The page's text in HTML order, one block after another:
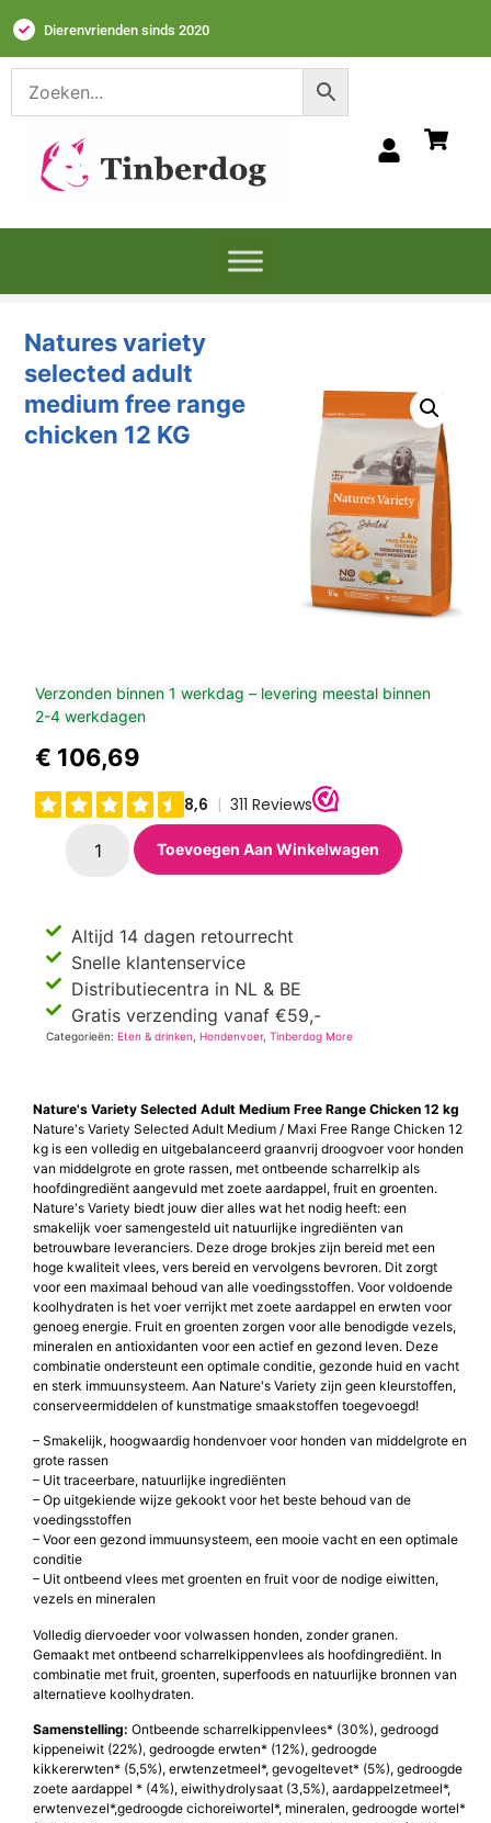
Dierenvrienden sinds 2020
Natures variety
selected adult
medium free range
chicken 12 KG
Verzonden binnen 1 werkdag – levering meestal binnen
2-4 werkdagen
€ 106,69
Toevoegen Aan Winkelwagen
Altijd 14 dagen retourrecht
Snelle klantenservice
Distributiecentra in NL & BE
Gratis verzending vanaf €59,-
Categorieën:Eten & drinken ,Hondenvoer,Tinberdog More
Nature's Variety Selected Adult Medium Free Range Chicken 12 kg
Nature's Variety Selected Adult Medium / Maxi Free Range Chicken 12
kg is een volledig en uitgebalanceerd graanvrij droogvoer voor honden
van middelgrote en grote rassen, met ontbeende scharrelkip als
hoofdingrediënt aangevuld met zoete aardappel, fruit en groenten.
Nature's Variety biedt jouw dier alles wat het nodig heeft: een
smakelijk voer samengesteld uit natuurlijke ingrediënten van
betrouwbare leveranciers. Deze droge brokjes zijn bereid met een
hoge kwaliteit vlees, vers bereid en vervolgens bevroren. Dit zorgt
voor een maximaal behoud van alle voedingsstoffen. Voor voldoende
koolhydraten is het voer verrijkt met zoete aardappel en erwten voor
genoeg energie. Fruit en groenten zorgen voor alle benodigde vezels,
mineralen en antioxidanten voor een actief en gezond leven. Deze
combinatie ondersteunt een optimale conditie, gezonde huid en vacht
en sterk immuunsysteem. Aan Nature's Variety zijn geen kleurstoffen,
conserveermiddelen of kunstmatige smaakstoffen toegevoegd!
– Smakelijk, hoogwaardig hondenvoer voor honden van middelgrote en
grote rassen
– Uit traceerbare, natuurlijke ingrediënten
– Op uitgekiende wijze gekookt voor het beste behoud van de
voedingsstoffen
– Voor een gezond immuunsysteem, een mooie vacht en een optimale
conditie
– Uit ontbeend vlees met groenten en fruit voor de nodige eiwitten,
vezels en mineralen
Volledig diervoeder voor volwassen honden, zonder granen.
Gemaakt met ontbeend scharrelkippenvlees als hoofdingrediënt. In
combinatie met fruit, groenten, superfoods en natuurlijke bronnen van
alternatieve koolhydraten.
Samenstelling: Ontbeende scharrelkippenvlees* (30%), gedroogd
kippeneiwit (22%), gedroogde erwten* (12%), gedroogde
kikkererwten* (5,5%), erwtenzetmeel*, gevogeltevet* (5%), gedroogde
zoete aardappel * (4%), eiwithydrolysaat (3,5%), aardappelzetmeel*,
erwtenvezel*,gedroogde cichoreiwortel*, mineralen, gedroogde wortel*